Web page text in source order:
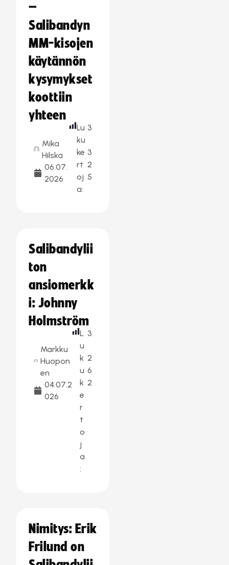
–
Salibandyn
MM-kisojen
käytännön
kysymykset
koottiin
yhteen
Mika
Hilska
06.07.
2026
Lu
ku
ke
rt
oj
a:
3
3
2
5
Salibandylii
ton
ansiomerkk
i: Johnny
Holmström
Markku
Huopon
en
04.07.2
026
L
u
k
u
k
e
r
t
o
j
a
:
3
2
6
2
Nimitys: Erik
Frilund on